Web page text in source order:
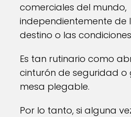
comerciales del mundo,
independientemente de
destino o las
Es tan rutinario como
cinturón de seguridad
mesa plegable.
Por lo tanto, si alguna